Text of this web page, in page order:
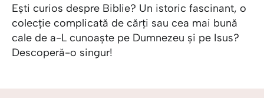
Ești curios despre Biblie? Un istoric fascinant, o
colecție complicată de cărți sau cea mai bună
cale de a-L cunoaște pe Dumnezeu și pe Isus?
Descoperă-o singur!